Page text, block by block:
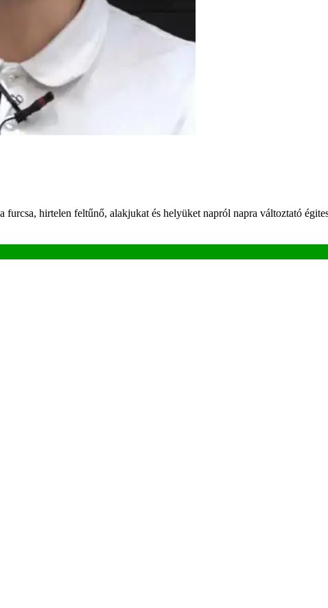
hirtelen feltűnő, alakjukat és helyüket napról napra változtató